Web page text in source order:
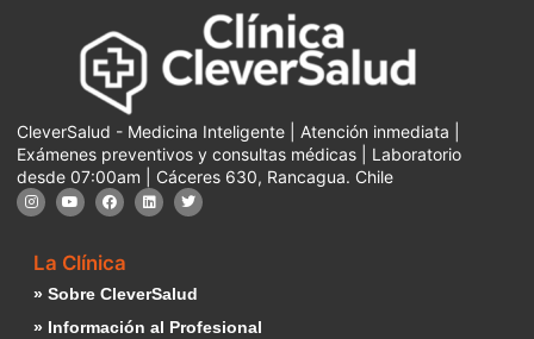
CleverSalud - Medicina Inteligente | Atención inmediata |
Exámenes preventivos y consultas médicas | Laboratorio
desde 07:00am | Cáceres 630, Rancagua. Chile
La Clínica
» Sobre CleverSalud
» Información al Profesional